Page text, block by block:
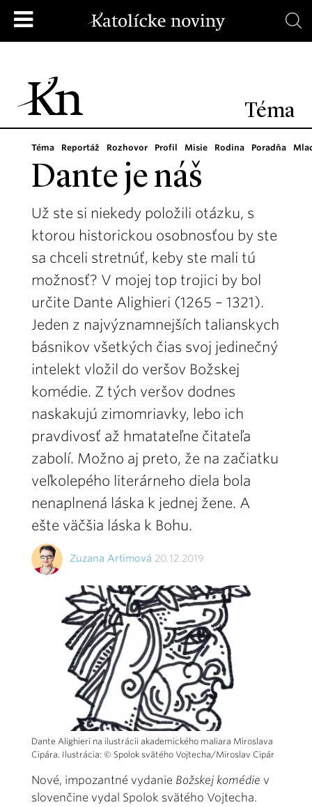
Téma
Téma Reportáž Rozhovor Profil Misie Rodina Poradňa
Dante je náš
Už ste si niekedy položili otázku, s
ktorou historickou osobnosťou by ste
sa chceli stretnúť, keby ste mali tú
možnosť? V mojej top trojici by bol
určite Dante Alighieri (1265 – 1321).
Jeden z najvýznamnejších talianskych
básnikov všetkých čias svoj jedinečný
intelekt vložil do veršov Božskej
komédie. Z tých veršov dodnes
naskakujú zimomriavky, lebo ich
pravdivosť až hmatateľne čitateľa
zabolí. Možno aj preto, že na začiatku
veľkolepého literárneho diela bola
nenaplnená láska k jednej žene. A
ešte väčšia láska k Bohu.
Zuzana Artimová 20.12.2019
Dante Alighieri na ilustrácii akademického maliara Miroslava
Cipára. Ilustrácia: © Spolok svätého Vojtecha/Miroslav Cipár
Nové, impozantné vydanie Božskej komédie v
slovenčine vydal Spolok svätého Vojtecha.